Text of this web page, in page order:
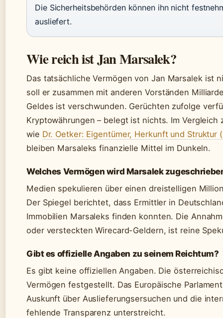
Die Sicherheitsbehörden können ihn nicht
ausliefert.
Wie reich ist Jan Marsalek?
Das tatsächliche Vermögen von Jan Marsalek ist
soll er zusammen mit anderen Vorständen
Geldes ist verschwunden. Gerüchten zufolge
Kryptowährungen – belegt ist nichts. Im
wie Dr. Oetker: Eigentümer, Herkunft und Struktur
bleiben Marsaleks finanzielle Mittel im Dunkeln.
Welches Vermögen wird Marsalek
Medien spekulieren über einen dreistelligen
Der Spiegel berichtet, dass Ermittler in
Immobilien Marsaleks finden konnten. Die
oder versteckten Wirecard-Geldern, ist reine
Gibt es offizielle Angaben zu seinem Reichtum?
Es gibt keine offiziellen Angaben. Die
Vermögen festgestellt. Das Europäische
Auskunft über Auslieferungsersuchen und die
fehlende Transparenz unterstreicht.